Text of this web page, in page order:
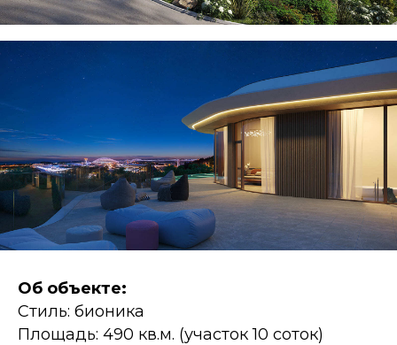
Об объекте:
Стиль: бионика
Площадь: 490 кв.м. (участок 10 соток)